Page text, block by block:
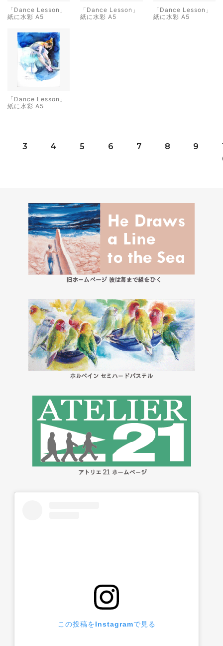
「Dance Lesson」
紙に水彩 A5
「Dance Lesson」
紙に水彩 A5
「Dance Lesson」
紙に水彩 A5
「Dance Lesson」
紙に水彩 A5
3 4 5 6 7 8 9
この投稿をInstagramで見る